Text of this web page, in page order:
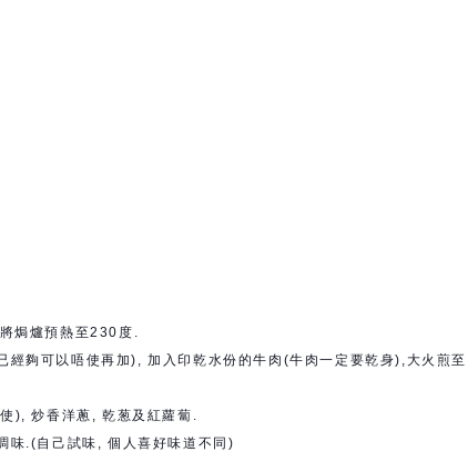
焗爐預熱至230度.
夠可以唔使再加), 加入印乾水份的牛肉(牛肉一定要乾身),大火煎至
), 炒香洋蔥, 乾葱及紅蘿蔔.
味.(自己試味, 個人喜好味道不同)